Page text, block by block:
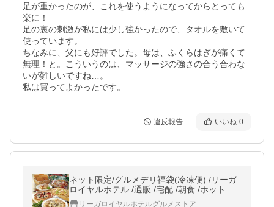
足が重かったのが、これを使うようになってからとっても
楽に！
足の裏の刺激が私には少し強かったので、タオルを敷いて
使っています。
ちなみに、父にも好評でした。母は、ふくらはぎが痛くて
無理！と。こういうのは、マッサージの強さの合う合わな
いが難しいですね…。
私は買ってよかったです。
違反報告 いいね 0
ネット限定/グルメデリ福袋(冷凍便) /リーガ
ロイヤルホテル /通販 /宅配 /朝食 /ホットケ
ーキ /リーガロイヤルホテルグルメストア